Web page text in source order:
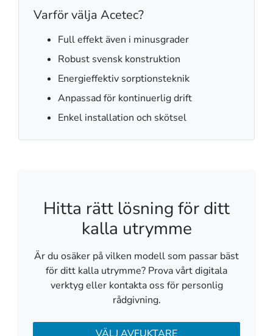
Varför välja Acetec?
Full effekt även i minusgrader
Robust svensk konstruktion
Energieffektiv sorptionsteknik
Anpassad för kontinuerlig drift
Enkel installation och skötsel
Hitta rätt lösning för ditt
kalla utrymme
Är du osäker på vilken modell som passar bäst
för ditt kalla utrymme? Prova vårt digitala
verktyg eller kontakta oss för personlig
rådgivning.